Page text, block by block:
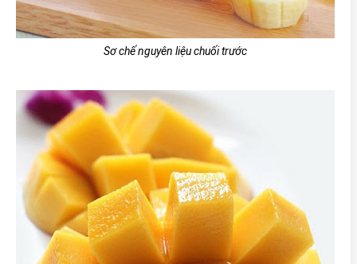
Sơ chế nguyên liệu chuối trước